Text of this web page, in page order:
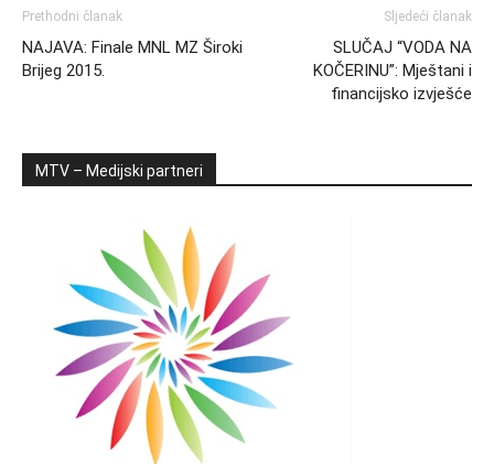
Prethodni članak
NAJAVA: Finale MNL MZ Široki
Brijeg 2015.
Sljedeći članak
SLUČAJ “VODA NA
KOČERINU”: Mještani i
financijsko izvješće
MTV – Medijski partneri